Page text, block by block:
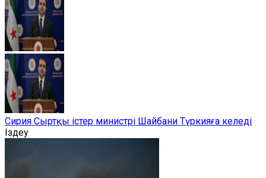
Сирия Сыртқы істер министрі Шайбани Түркияға келеді
Іздеу